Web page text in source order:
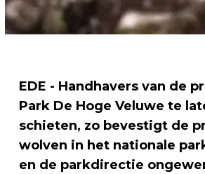
EDE - Handhavers van de
Park De Hoge Veluwe te
schieten, zo bevestigt de
wolven in het nationale
en de parkdirectie